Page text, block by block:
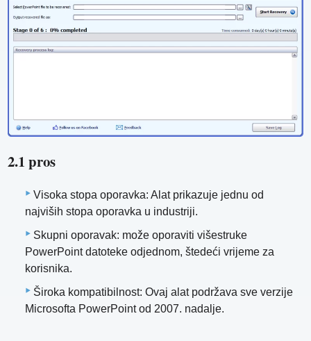
2.1 pros
Visoka stopa oporavka: Alat prikazuje jednu od
najviših stopa oporavka u industriji.
Skupni oporavak: može oporaviti višestruke
PowerPoint datoteke odjednom, štedeći vrijeme za
korisnika.
Široka kompatibilnost: Ovaj alat podržava sve verzije
Microsofta PowerPoint od 2007. nadalje.